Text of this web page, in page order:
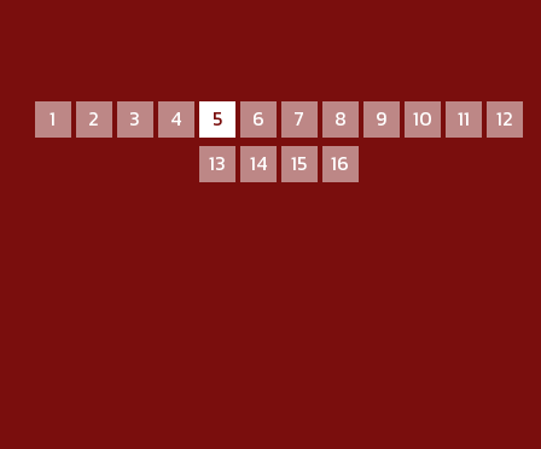
1 2 3 4 5 6 7 8 9 10 11
12
13
14 15 16